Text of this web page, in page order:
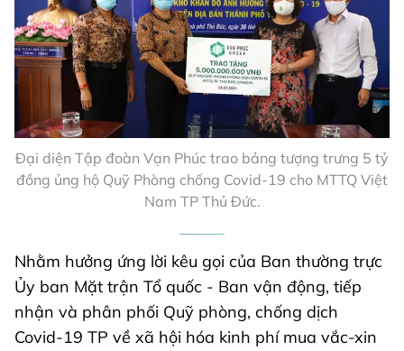
Đại diện Tập đoàn Vạn Phúc trao bảng tượng trưng 5 tỷ
đồng ủng hộ Quỹ Phòng chống Covid-19 cho MTTQ Việt
Nam TP Thủ Đức.
Nhằm hưởng ứng lời kêu gọi của Ban thường trực
Ủy ban Mặt trận Tổ quốc - Ban vận động, tiếp
nhận và phân phối Quỹ phòng, chống dịch
Covid-19 TP về xã hội hóa kinh phí mua vắc-xin